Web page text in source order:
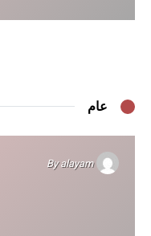
عام
Byalayam